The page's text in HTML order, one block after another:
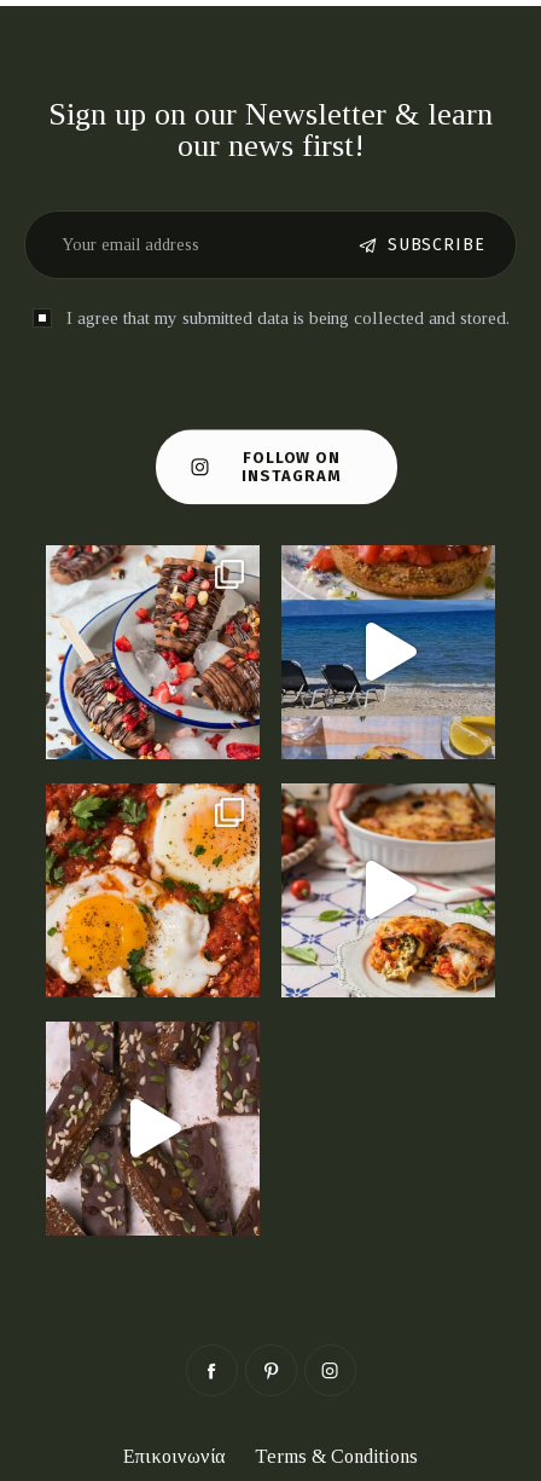
Sign up on our Newsletter & learn
our news first!
SUBSCRIBE
I agree that my submitted data is being collected and stored.
FOLLOW ON
INSTAGRAM
Επικοινωνία Terms & Conditions